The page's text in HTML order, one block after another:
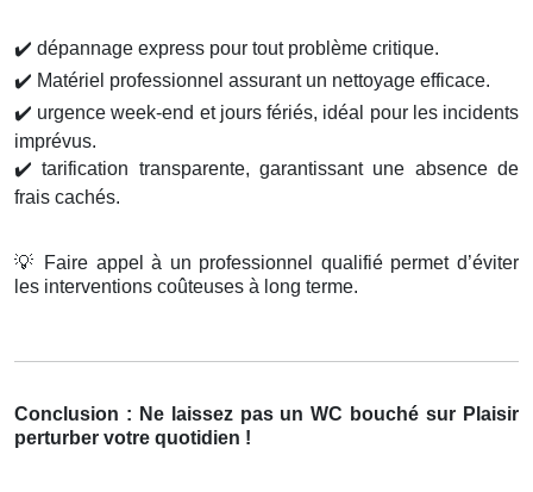
✔️ dépannage express pour tout problème critique.
✔️ Matériel professionnel assurant un nettoyage efficace.
✔️ urgence week-end et jours fériés, idéal pour les incidents
imprévus.
✔️ tarification transparente, garantissant une absence de
frais cachés.
💡
Faire appel à un professionnel qualifié permet d’éviter
les interventions coûteuses à long terme.
Conclusion : Ne laissez pas un WC bouché sur Plaisir
perturber votre quotidien !